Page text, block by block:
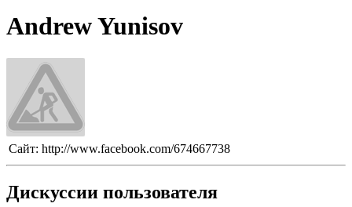
Andrew Yunisov
Сайт: http://www.facebook.com/674667738
Дискуссии пользователя